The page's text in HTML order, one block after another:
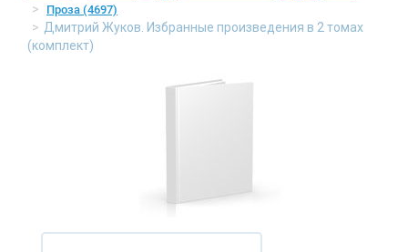
Проза (4697)
Дмитрий Жуков. Избранные произведения в 2 томах
(комплект)